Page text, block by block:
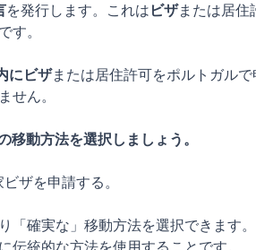
を発行します。これは ビザまたは居住
です。
にビザまたは居住許可をポルトガルで
せん。
移動方法を選択しましょう。
ザを申請する。
「確実な」移動方法を選択できます